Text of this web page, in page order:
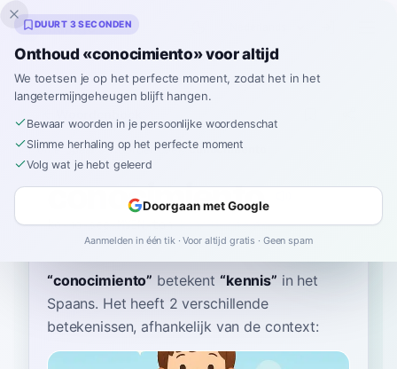
Inklingo
Home› Spaans›Woordenboek›conocimiento
conocimiento
ko-no-see-MYEN-toh konoθiˈmjento
“conocimiento” betekent “kennis” in het
Spaans. Het heeft 2 verschillende
betekenissen, afhankelijk van de context:
DUURT 3 SECONDEN
Onthoud «conocimiento» voor altijd
We toetsen je op het perfecte moment, zodat het in het
langetermijngeheugen blijft hangen.
Bewaar woorden in je persoonlijke woordenschat
Slimme herhaling op het perfecte moment
Volg wat je hebt geleerd
Doorgaan met Google
Aanmelden in één tik · Voor altijd gratis · Geen spam